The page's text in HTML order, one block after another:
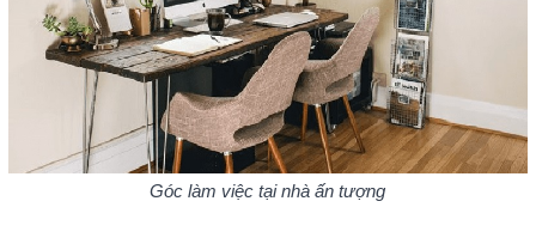
Góc làm việc tại nhà ấn tượng